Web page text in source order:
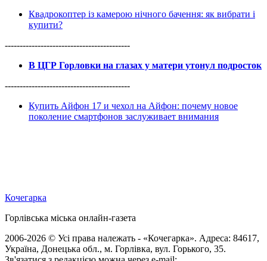
Квадрокоптер із камерою нічного бачення: як вибрати і
купити?
------------------------------------------
В ЦГР Горловки на глазах у матери утонул подросток
------------------------------------------
Купить Айфон 17 и чехол на Айфон: почему новое
поколение смартфонов заслуживает внимания
Кочегарка
Горлівська міська онлайн-газета
2006-2026 © Усі права належать - «Кочегарка». Адреса: 84617,
Україна, Донецька обл., м. Горлівка, вул. Горького, 35.